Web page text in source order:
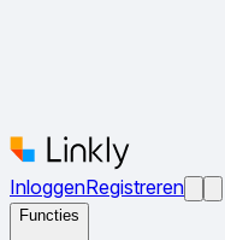
InloggenRegistreren
Functies